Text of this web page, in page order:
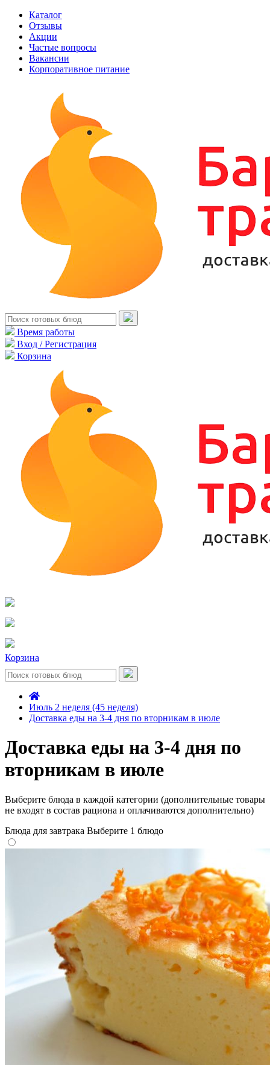
Каталог
Отзывы
Акции
Частые вопросы
Вакансии
Корпоративное питание
Время работы
Вход / Регистрация
Корзина
Корзина
Июль 2 неделя (45 неделя)
Доставка еды на 3-4 дня по вторникам в июле
Доставка еды на 3-4 дня по
вторникам в июле
Выберите блюда в каждой категории (дополнительные товары
не входят в состав рациона и оплачиваются дополнительно)
Блюда для завтрака Выберите 1 блюдо